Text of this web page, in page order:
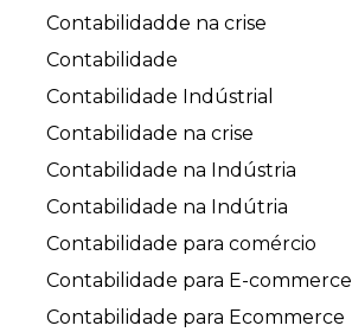
Contabilidadde na crise
Contabilidade
Contabilidade Indústrial
Contabilidade na crise
Contabilidade na Indústria
Contabilidade na Indútria
Contabilidade para comércio
Contabilidade para E-commerce
Contabilidade para Ecommerce